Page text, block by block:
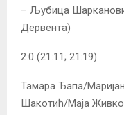
– Љубица
Дервента)
2:0 (21:11; 21:19)
Тамара Ђапа/
Шакотић/Маја